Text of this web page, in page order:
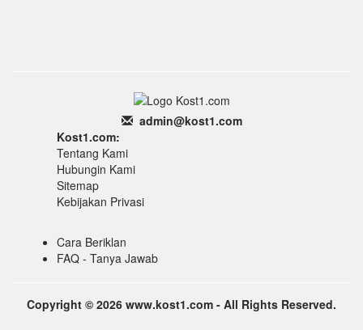
admin@kost1.com
Kost1.com:
Tentang Kami
Hubungin Kami
Sitemap
Kebijakan Privasi
Cara Beriklan
FAQ - Tanya Jawab
Copyright © 2026 www.kost1.com - All Rights Reserved.